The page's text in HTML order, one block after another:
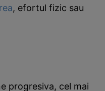
, efortul fizic sau
progresiva, cel mai